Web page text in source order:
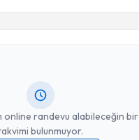
online randevu alabileceğin bir
bulunmuyor.